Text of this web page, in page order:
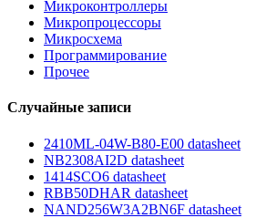
Микроконтроллеры
Микропроцессоры
Микросхема
Программирование
Прочее
Случайные записи
2410ML-04W-B80-E00 datasheet
NB2308AI2D datasheet
1414SCO6 datasheet
RBB50DHAR datasheet
NAND256W3A2BN6F datasheet